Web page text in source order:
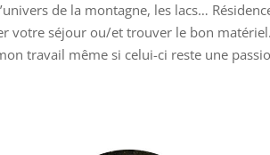
de la montagne, les lacs…
séjour ou/et trouver le bon
travail même si celui-ci reste une